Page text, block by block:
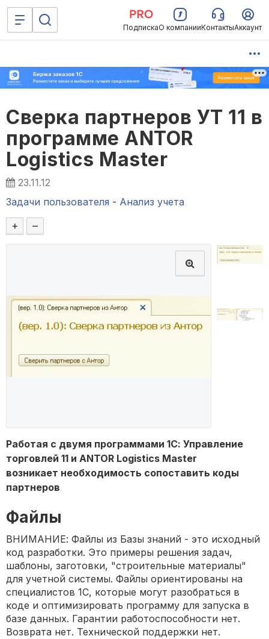
ПодпискаО компанииКонтактыАккаунт
Сверка партнеров УТ 11 в
программе ANTOR
Logistics Master
23.11.12
Задачи пользователя - Анализ учета
+
–
Работая с двумя программами 1С: Управление
торговлей 11 и ANTOR Logistics Master
возникает необходимость сопоставить коды
партнеров
Файлы
ВНИМАНИЕ: Файлы из Базы знаний - это исходный
код разработки. Это примеры решения задач,
шаблоны, заготовки, "строительные материалы"
для учетной системы. Файлы ориентированы на
специалистов 1С, которые могут разобраться в
коде и оптимизировать программу для запуска в
базе данных. Гарантии работоспособности нет.
Возврата нет. Технической поддержки нет.